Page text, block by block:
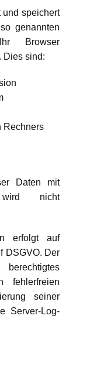
und speichert
genannten
Browser
Dies sind:
Rechners
Daten mit
wird nicht
erfolgt auf
DSGVO. Der
fehlerfreien
seiner
Server-Log-